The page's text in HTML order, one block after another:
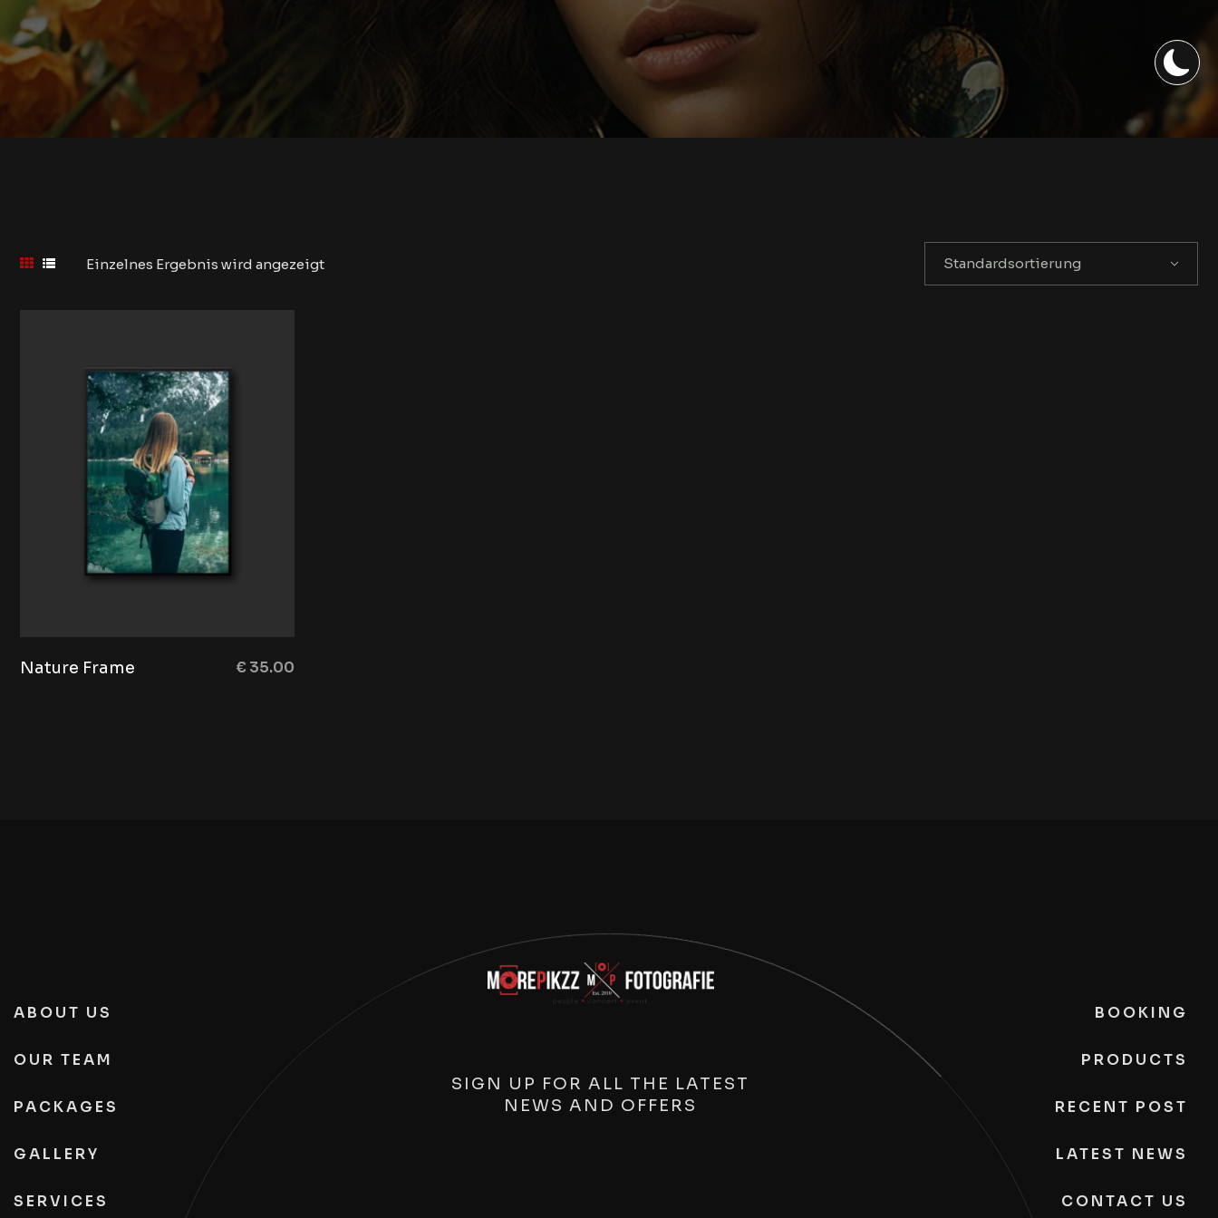
Einzelnes Ergebnis wird angezeigt Standardsortierung
Nature Frame € 35.00
ABOUT US
OUR TEAM
PACKAGES
GALLERY
SERVICES
SIGN UP FOR ALL THE LATEST
NEWS AND OFFERS
BOOKING
PRODUCTS
RECENT POST
LATEST NEWS
CONTACT US